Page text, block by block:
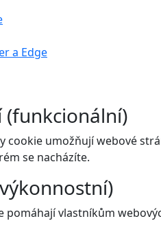
a Edge
(funkcionální)
cookie umožňují webové
se nacházíte.
pomáhají vlastníkům